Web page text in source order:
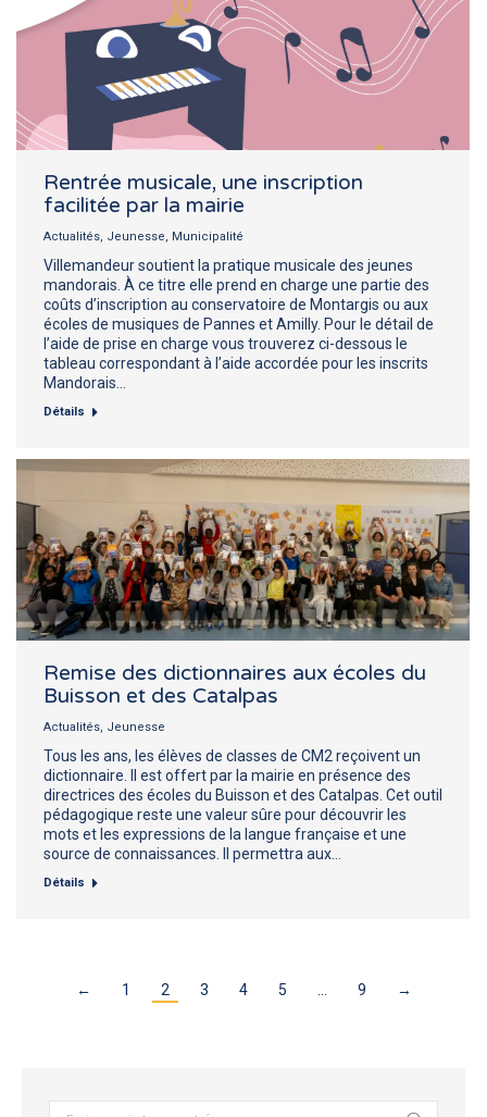
Rentrée musicale, une inscription
facilitée par la mairie
Actualités, Jeunesse, Municipalité
Villemandeur soutient la pratique musicale des jeunes
mandorais. À ce titre elle prend en charge une partie des
coûts d’inscription au conservatoire de Montargis ou aux
écoles de musiques de Pannes et Amilly. Pour le détail de
l’aide de prise en charge vous trouverez ci-dessous le
tableau correspondant à l’aide accordée pour les inscrits
Mandorais…
Détails
Remise des dictionnaires aux écoles du
Buisson et des Catalpas
Actualités, Jeunesse
Tous les ans, les élèves de classes de CM2 reçoivent un
dictionnaire. Il est offert par la mairie en présence des
directrices des écoles du Buisson et des Catalpas. Cet outil
pédagogique reste une valeur sûre pour découvrir les
mots et les expressions de la langue française et une
source de connaissances. Il permettra aux…
Détails
← 1 2 3 4 5 9 →